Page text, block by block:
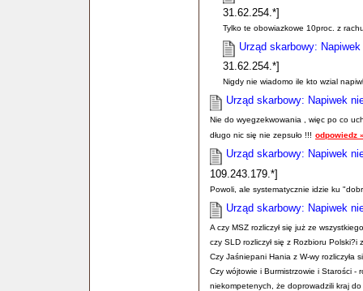
31.62.254.*]
Tylko te obowiazkowe 10proc. z
Urząd skarbowy:
31.62.254.*]
Nigdy nie wiadomo ile kto wzial
Urząd skarbowy: Napiwek
Nie do wyegzekwowania , więc po co
długo nic się nie zepsuło !!! odpowiedz
Urząd skarbowy: Napiwek
109.243.179.*]
Powoli, ale systematycznie idzie ku
Urząd skarbowy: Napiwek
A czy MSZ rozliczył się już ze
czy SLD rozliczył się z Rozbioru
Czy Jaśniepani Hania z W-wy rozliczyła
Czy wójtowie i Burmistrzowie i Starości -
niekompetenych, że doprowadzili kraj